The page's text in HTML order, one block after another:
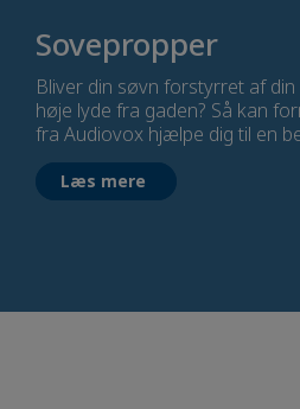
Sovepropper
Bliver din søvn forstyrret af
høje lyde fra gaden? Så kan
fra Audiovox hjælpe dig til en
Læs mere